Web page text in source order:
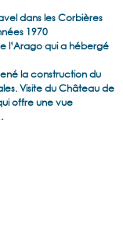
dans les Corbières
1970
l’Arago qui a hébergé
la construction du
Visite du Château de
offre une vue